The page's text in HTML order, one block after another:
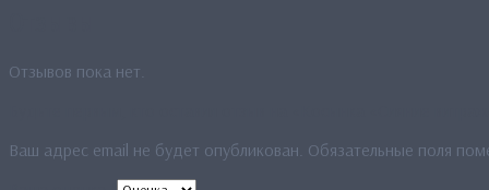
Отзывов пока нет.
Ваш адрес email не будет опубликован. Обязательные поля